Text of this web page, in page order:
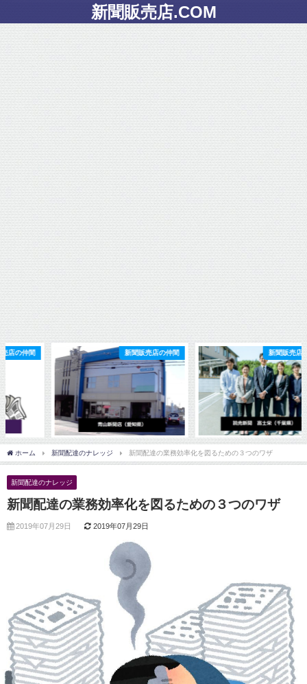
新聞販売店.COM
新聞販売店の仲間 新聞販売店の仲間
ホーム 新聞配達のナレッジ 新聞配達の業務効率化を図るための３つのワザ
新聞配達のナレッジ
新聞配達の業務効率化を図るための３つのワザ
2019年07月29日 2019年07月29日